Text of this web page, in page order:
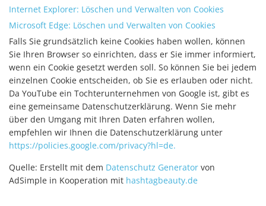
Internet Explorer: Löschen und Verwalten von Cookies
Microsoft Edge: Löschen und Verwalten von Cookies
Falls Sie grundsätzlich keine Cookies haben wollen, können
Sie Ihren Browser so einrichten, dass er Sie immer informiert,
wenn ein Cookie gesetzt werden soll. So können Sie bei jedem
einzelnen Cookie entscheiden, ob Sie es erlauben oder nicht.
Da YouTube ein Tochterunternehmen von Google ist, gibt es
eine gemeinsame Datenschutzerklärung. Wenn Sie mehr
über den Umgang mit Ihren Daten erfahren wollen,
empfehlen wir Ihnen die Datenschutzerklärung unter
https://policies.google.com/privacy?hl=de.
Quelle: Erstellt mit dem Datenschutz Generator von
AdSimple in Kooperation mit hashtagbeauty.de